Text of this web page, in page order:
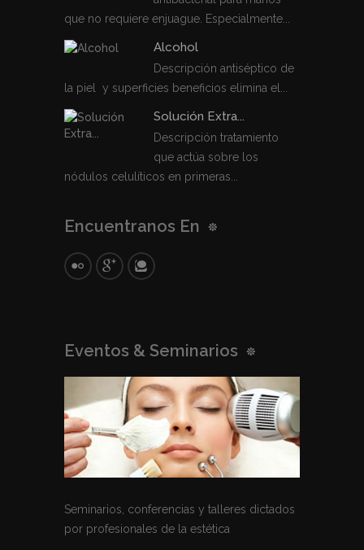
que no requiere enjuague. Especialmente...
Alcohol
Descripción antiséptico de
la piel y superficies beneficios elimina el...
Solución Extra...
Descripción tratamiento
que actúa sobre los
nódulos celulíticos en primeras...
Encuentranos En
Eventos & Seminarios
Seminarios, conferencias y talleres dictados
por profesionales de la estética